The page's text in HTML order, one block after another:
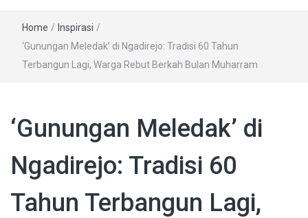
Home / Inspirasi /
‘Gunungan Meledak’ di Ngadirejo: Tradisi 60 Tahun
Terbangun Lagi, Warga Rebut Berkah Bulan Muharram
‘Gunungan Meledak’ di
Ngadirejo: Tradisi 60
Tahun Terbangun Lagi,